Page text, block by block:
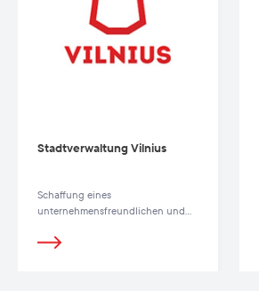
Stadtverwaltung Vilnius
Schaffung eines
unternehmensfreundlichen und